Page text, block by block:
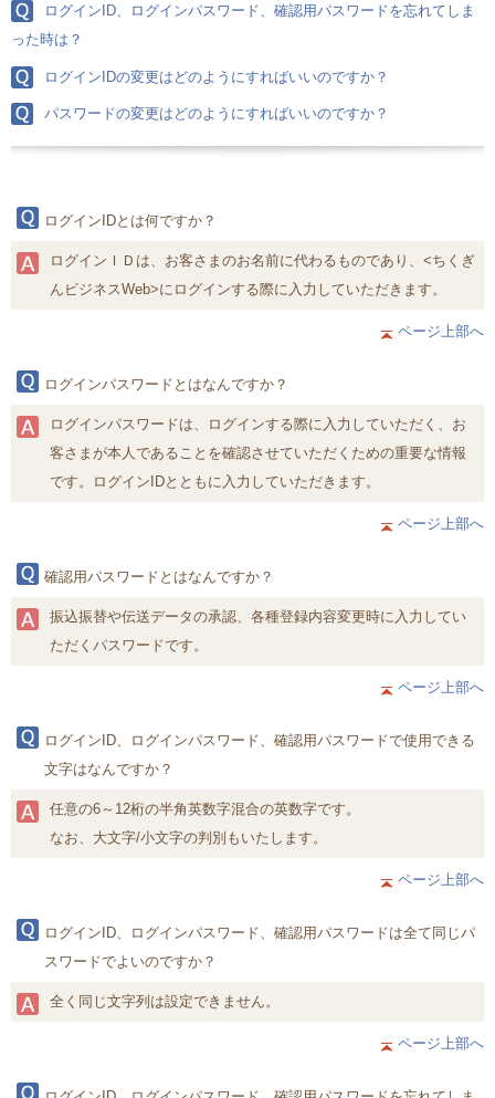
ログインID、ログインパスワード、確認用パスワードを忘れてしま
った時は？
ログインIDの変更はどのようにすればいいのですか？
パスワードの変更はどのようにすればいいのですか？
ログインIDとは何ですか？
ログインＩＤは、お客さまのお名前に代わるものであり、<ちくぎ
んビジネスWeb>にログインする際に入力していただきます。
ページ上部へ
ログインパスワードとはなんですか？
ログインパスワードは、ログインする際に入力していただく、お
客さまが本人であることを確認させていただくための重要な情報
です。ログインIDとともに入力していただきます。
ページ上部へ
確認用パスワードとはなんですか？
振込振替や伝送データの承認、各種登録内容変更時に入力してい
ただくパスワードです。
ページ上部へ
ログインID、ログインパスワード、確認用パスワードで使用できる
文字はなんですか？
任意の6～12桁の半角英数字混合の英数字です。
なお、大文字/小文字の判別もいたします。
ページ上部へ
ログインID、ログインパスワード、確認用パスワードは全て同じパ
スワードでよいのですか？
全く同じ文字列は設定できません。
ページ上部へ